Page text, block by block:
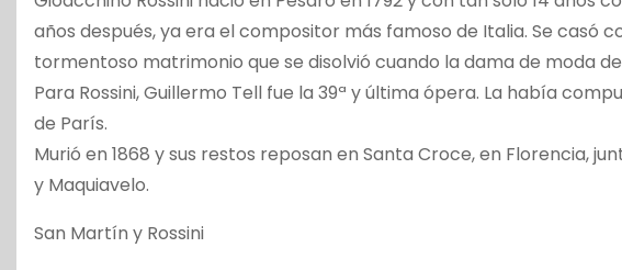
años después, ya era el compositor más famoso de Italia. Se casó
tormentoso matrimonio que se disolvió cuando la dama de moda
Para Rossini, Guillermo Tell fue la 39ª y última ópera. La había
de París.
Murió en 1868 y sus restos reposan en Santa Croce, en Florencia,
y Maquiavelo.
San Martín y Rossini